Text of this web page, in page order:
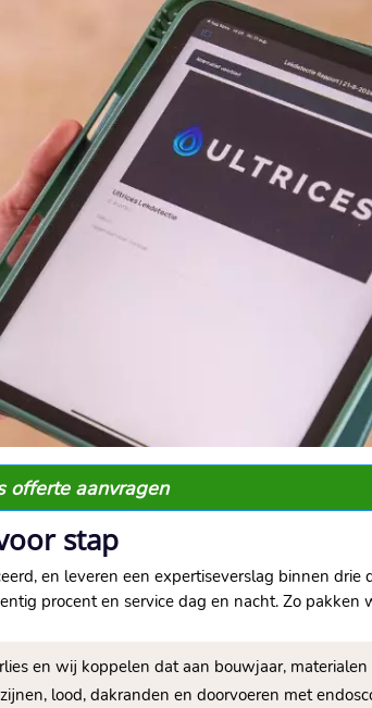
offerte aanvragen
stap
en leveren een expertiseverslag binnen drie
procent en service dag en nacht.​ Zo pakken
en wij koppelen dat aan bouwjaar,
lood, dakranden en doorvoeren met